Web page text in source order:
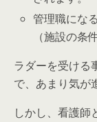
管理職にな
（施設の条
ラダーを受ける
で、あまり気が
しかし、看護師